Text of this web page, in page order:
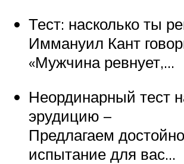
Тест: насколько ты
Иммануил Кант
«Мужчина ревнует,…
Неординарный тест
эрудицию –
Предлагаем
испытание для вас…